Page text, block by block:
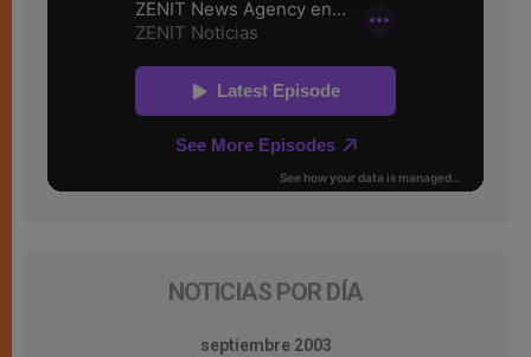
NOTICIAS POR DÍA
septiembre 2003